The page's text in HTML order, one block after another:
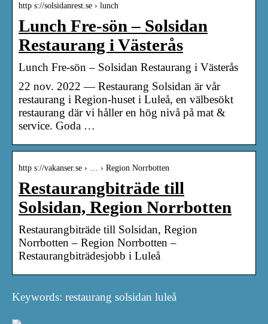
http s://solsidanrest.se › lunch
Lunch Fre-sön – Solsidan
Restaurang i Västerås
Lunch Fre-sön – Solsidan Restaurang i Västerås
22 nov. 2022 — Restaurang Solsidan är vår
restaurang i Region-huset i Luleå, en välbesökt
restaurang där vi håller en hög nivå på mat &
service. Goda …
http s://vakanser.se › … › Region Norrbotten
Restaurangbiträde till
Solsidan, Region Norrbotten
Restaurangbiträde till Solsidan, Region
Norrbotten – Region Norrbotten –
Restaurangbiträdesjobb i Luleå
Keywords: restaurang solsidan luleå